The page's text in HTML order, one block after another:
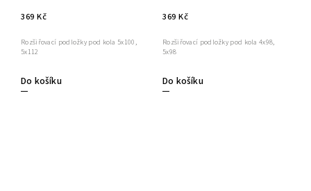
369 Kč
Do košíku
Rozšiřovací podložky pod kola 5x100,
5x112
369 Kč
Do košíku
Rozšiřovací podložky pod kola 4x98,
5x98